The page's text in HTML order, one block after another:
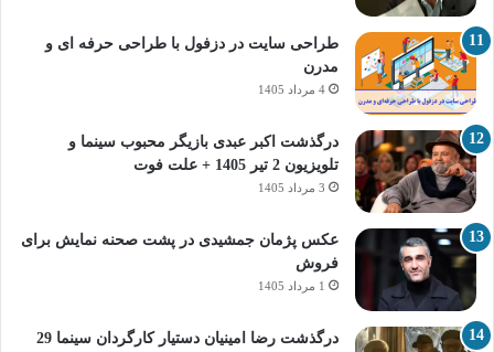
طراحی سایت در دزفول با طراحی حرفه‌ ای و
مدرن
4 مرداد 1405
درگذشت اکبر عبدی بازیگر محبوب سینما و
تلویزیون 2 تیر 1405 + علت فوت
3 مرداد 1405
عکس پژمان جمشیدی در پشت صحنه نمایش برای
فروش
1 مرداد 1405
درگذشت رضا امینیان دستیار کارگردان سینما 29